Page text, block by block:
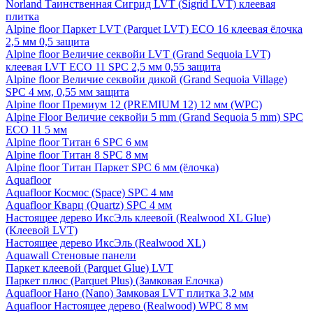
Norland Таинственная Сигрид LVT (Sigrid LVT) клеевая
плитка
Alpine floor Паркет LVT (Parquet LVT) ECO 16 клеевая ёлочка
2,5 мм 0,5 защита
Alpine floor Величие секвойи LVT (Grand Sequoia LVT)
клеевая LVT ECO 11 SPC 2,5 мм 0,55 защита
Alpine floor Величие секвойи дикой (Grand Sequoia Village)
SPC 4 мм, 0,55 мм защита
Alpine floor Премиум 12 (PREMIUM 12) 12 мм (WPC)
Alpine Floor Величие секвойи 5 mm (Grand Sequoia 5 mm) SPC
ECO 11 5 мм
Alpine floor Титан 6 SPC 6 мм
Alpine floor Титан 8 SPC 8 мм
Alpine floor Титан Паркет SPC 6 мм (ёлочка)
Aquafloor
Aquafloor Космос (Space) SPC 4 мм
Aquafloor Кварц (Quartz) SPC 4 мм
Настоящее дерево ИксЭль клеевой (Realwood XL Glue)
(Клеевой LVT)
Настоящее дерево ИксЭль (Realwood XL)
Aquawall Стеновые панели
Паркет клеевой (Parquet Glue) LVT
Паркет плюс (Parquet Plus) (Замковая Елочка)
Aquafloor Нано (Nano) Замковая LVT плитка 3,2 мм
Aquafloor Настоящее дерево (Realwood) WPC 8 мм